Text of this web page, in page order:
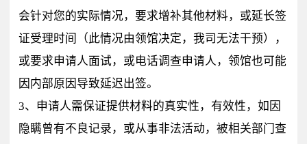
会针对您的实际情况，要求增补其他材料，或延长签
证受理时间（此情况由领馆决定，我司无法干预），
或要求申请人面试，或电话调查申请人，领馆也可能
因内部原因导致延迟出签。
3、申请人需保证提供材料的真实性，有效性，如因
隐瞒曾有不良记录，或从事非法活动，被相关部门查